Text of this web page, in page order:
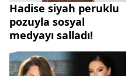
Hadise siyah peruklu
pozuyla sosyal
medyayı salladı!